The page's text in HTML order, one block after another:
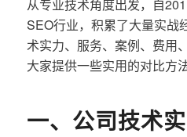
从专业技术角度出发，自
SEO行业，积累了大量实战
术实力、服务、案例、费用
大家提供一些实用的对比方法
一、公司技术